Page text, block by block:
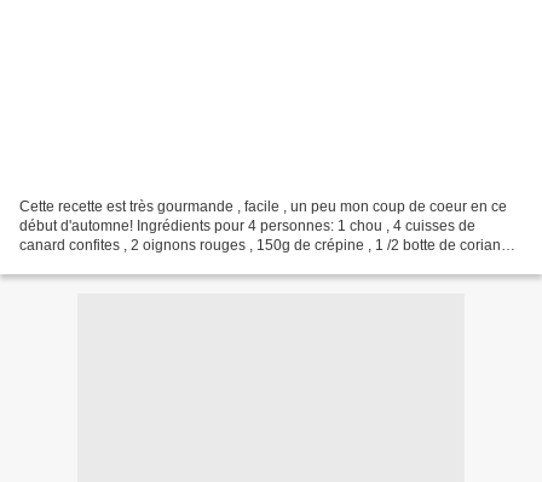
Cette recette est très gourmande , facile , un peu mon coup de coeur en ce
début d'automne! Ingrédients pour 4 personnes: 1 chou , 4 cuisses de
canard confites , 2 oignons rouges , 150g de crépine , 1 /2 botte de coriandre